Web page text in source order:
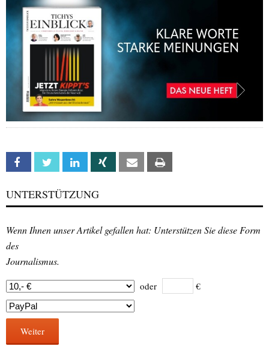
Facebook Twitter Linkedin Xing Email
UNTERSTÜTZUNG
Wenn Ihnen unser Artikel gefallen hat: Unterstützen Sie diese Form
des
Journalismus.
oder €
Weiter